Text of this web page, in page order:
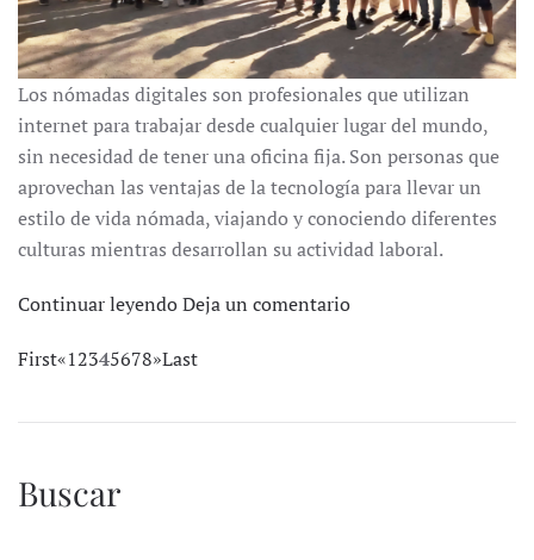
Los nómadas digitales son profesionales que utilizan
internet para trabajar desde cualquier lugar del mundo,
sin necesidad de tener una oficina fija. Son personas que
aprovechan las ventajas de la tecnología para llevar un
estilo de vida nómada, viajando y conociendo diferentes
culturas mientras desarrollan su actividad laboral.
Continuar leyendoDeja un comentario
First«12345678»Last
Buscar